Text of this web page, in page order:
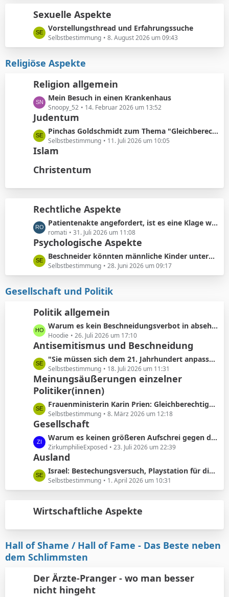
e
t
g
t
e
B
e
t
ä
g
e
Sexuelle Aspekte
L
e
t
z
t
e
B
e
i
t
r
ä
g
Vorstellungsthread und Erfahrungssuche
Selbstbestimmung 8. August 2026 um 09:43
Religiöse Aspekte
Religion allgemein
L
e
z
t
e
e
t
ä
g
e
Mein Besuch in einen Krankenhaus
Snoopy_52 14. Februar 2026 um 13:52
Judentum
L
e
t
t
i
t
r
ä
g
e
Pinchas Goldschmidt zum Thema "Gleichberechtigung von Mann und Frau"
Selbstbestimmung 11. Juli 2026 um 10:05
Islam
Christentum
Rechtliche Aspekte
L
e
t
z
t
e
e
t
r
ä
g
e
Patientenakte angefordert, ist es eine Klage wert?
romati 31. Juli 2026 um 11:08
Psychologische Aspekte
L
e
t
t
e
B
e
i
t
r
ä
g
e
Beschneider könnten männliche Kinder unterbewusst als ihre künftigen Konkurrenten bei der Partnersuche wahrnehmen.
Selbstbestimmung 28. Juni 2026 um 09:17
Gesellschaft und Politik
Politik allgemein
L
e
t
z
t
e
B
e
i
r
ä
g
e
Warum es kein Beschneidungsverbot in absehbarer Zukunft geben wird: Vermeidung von Schmerzensgeld.
Hoodie 26. Juli 2026 um 17:10
Antisemitismus und Beschneidung
L
e
t
z
e
B
e
i
r
ä
g
e
"Sie müssen sich dem 21. Jahrhundert anpassen"
Selbstbestimmung 18. Juli 2026 um 11:31
Meinungsäußerungen einzelner
Politiker(innen)
L
e
t
z
t
e
e
r
ä
g
Frauenministerin Karin Prien: Gleichberechtigung sei ..kein nettes Zugeständnis ..sondern ein Verfassungsauftrag
Selbstbestimmung 8. März 2026 um 12:18
Gesellschaft
L
e
t
z
t
e
e
t
r
ä
g
Warum es keinen größeren Aufschrei gegen die Vorhautbeschneidung gibt.
ZirkumphilieExposed 23. Juli 2026 um 22:39
Ausland
L
e
t
t
B
e
t
r
ä
g
Israel: Bestechungsversuch, Playstation für die werdenden Eltern
Selbstbestimmung 1. April 2026 um 10:31
Wirtschaftliche Aspekte
Hall of Shame / Hall of Fame - Das Beste neben
dem Schlimmsten
Der Ärzte-Pranger - wo man besser
nicht hingeht